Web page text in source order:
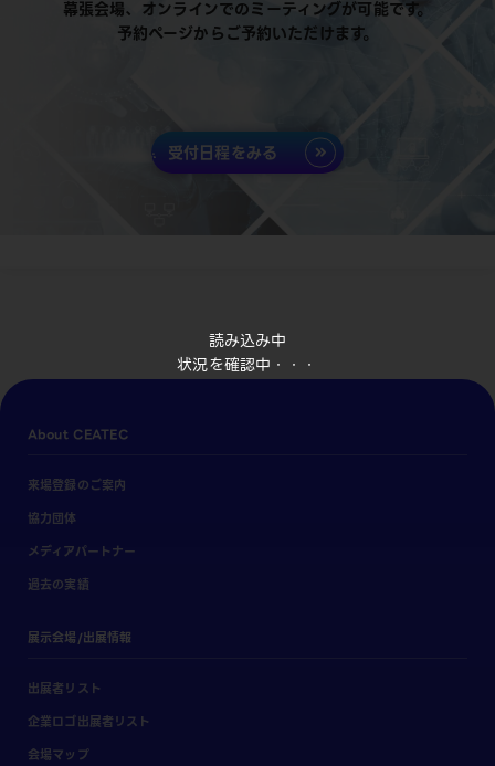
読み込み中
状況を確認中・・・
幕張会場、オンラインでのミーティングが可能です。
予約ページからご予約いただけます。
受付日程をみる
About CEATEC
来場登録のご案内
協力団体
メディアパートナー
過去の実績
展示会場/出展情報
出展者リスト
企業ロゴ出展者リスト
会場マップ